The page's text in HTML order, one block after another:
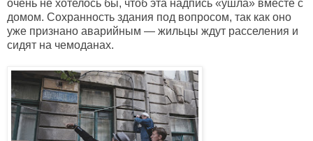
очень не хотелось бы, чтоб эта надпись «ушла» вместе с
домом. Сохранность здания под вопросом, так как оно
уже признано аварийным — жильцы ждут расселения и
сидят на чемоданах.